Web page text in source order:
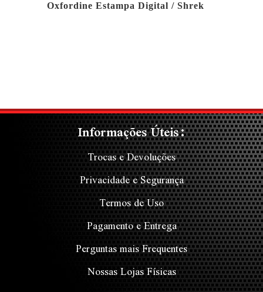
Oxfordine Estampa Digital / Shrek
Informações Úteis:
Trocas e Devoluções
Privacidade e Segurança
Termos de Uso
Pagamento e Entrega
Perguntas mais Frequentes
Nossas Lojas Físicas